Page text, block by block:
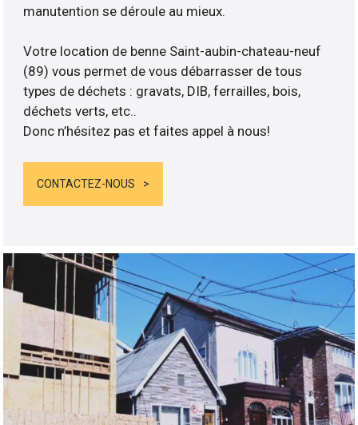
manutention se déroule au mieux.
Votre location de benne Saint-aubin-chateau-neuf
(89) vous permet de vous débarrasser de tous
types de déchets : gravats, DIB, ferrailles, bois,
déchets verts, etc..
Donc n’hésitez pas et faites appel à nous!
CONTACTEZ-NOUS